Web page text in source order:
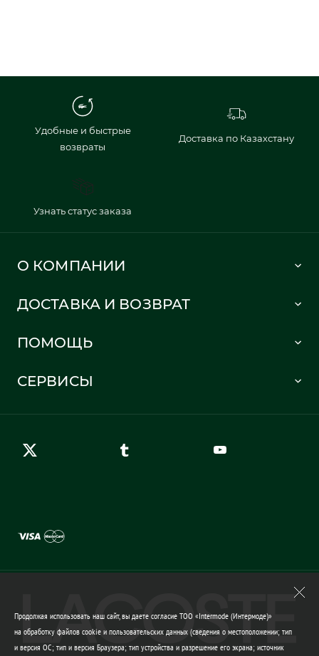
Удобные и быстрые
возвраты
Доставка по Казахстану
Узнать статус заказа
О КОМПАНИИ
Политика в отношении обработки персональных данных
ДОСТАВКА И ВОЗВРАТ
Информация о доставке
Правила возврата
ПОМОЩЬ
Карта сайта
СЕРВИСЫ
Продолжая использовать наш сайт, вы даете согласие ТОО «Intermode (Интермоде)»
на обработку файлов cookie и пользовательских данных (сведения о местоположении; тип
и версия ОС; тип и версия Браузера; тип устройства и разрешение его экрана; источник